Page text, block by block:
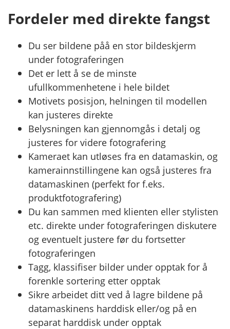
Fordeler med direkte fangst
Du ser bildene påå en stor bildeskjerm
under fotograferingen
Det er lett å se de minste
ufullkommenhetene i hele bildet
Motivets posisjon, helningen til modellen
kan justeres direkte
Belysningen kan gjennomgås i detalj og
justeres for videre fotografering
Kameraet kan utløses fra en datamaskin, og
kamerainnstillingene kan også justeres fra
datamaskinen (perfekt for f.eks.
produktfotografering)
Du kan sammen med klienten eller stylisten
etc. direkte under fotograferingen diskutere
og eventuelt justere før du fortsetter
fotograferingen
Tagg, klassifiser bilder under opptak for å
forenkle sortering etter opptak
Sikre arbeidet ditt ved å lagre bildene på
datamaskinens harddisk eller/og på en
separat harddisk under opptak